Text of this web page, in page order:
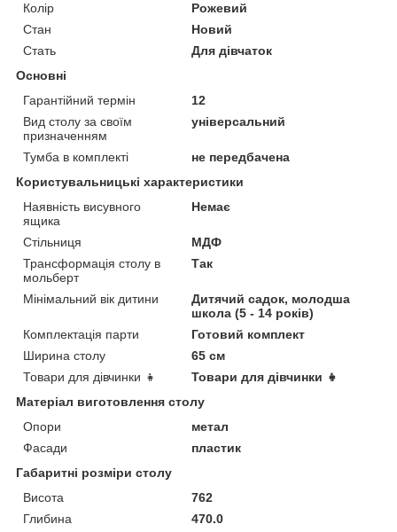
Колір
Рожевий
Стан
Новий
Стать
Для дівчаток
Основні
Гарантійний термін
12
Вид столу за своїм
призначенням
універсальний
Тумба в комплекті
не передбачена
Користувальницькі характеристики
Наявність висувного
ящика
Немає
Стільниця
МДФ
Трансформація столу в
мольберт
Так
Мінімальний вік дитини
Дитячий садок, молодша
школа (5 - 14 років)
Комплектація парти
Готовий комплект
Ширина столу
65 см
Товари для дівчинки 👧
Товари для дівчинки 👧
Матеріал виготовлення столу
Опори
метал
Фасади
пластик
Габаритні розміри столу
Висота
762
Глибина
470.0